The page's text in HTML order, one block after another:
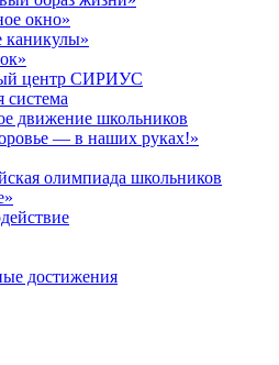
окно»
каникулы»
центр СИРИУС
система
движение школьников
— в наших руках!»
олимпиада школьников
достижения